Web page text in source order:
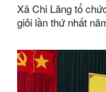
Xã Chi Lăng tổ
giỏi lần thứ nhất